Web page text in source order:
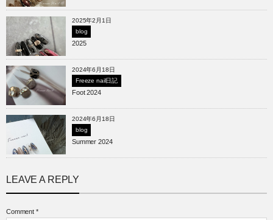
2025年2月1日
blog
2025
2024年6月18日
Freeze nail日記
Foot 2024
2024年6月18日
blog
Summer 2024
LEAVE A REPLY
Comment *